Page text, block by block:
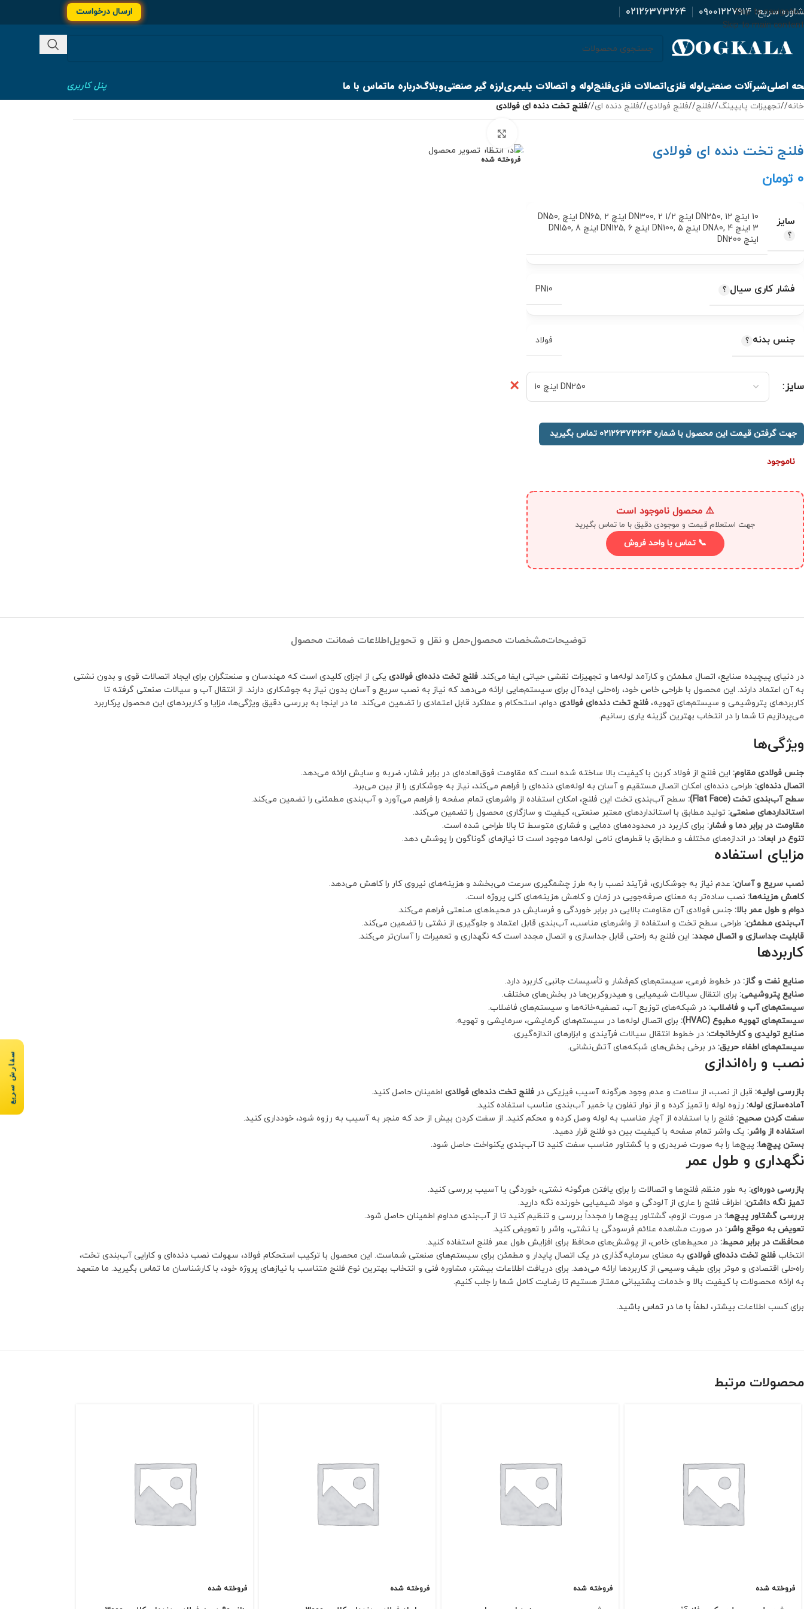
Skip to navigation
Skip to main content
سریع:۰۹۰۰۱۲۲۷۹۱۴ 02126373264 ارسال درخواست
اصلیشیرآلات صنعتیلوله فلزیاتصالات فلزیفلنجلوله و اتصالات پلیمریلرزه گیر صنعتیوبلاگدرباره ماتماس با ما پنل کاربری
خانه/ تجهیزات پایپینگ/ فلنج/ فلنج فولادی/ فلنج دنده ای/ فلنج تخت دنده ای فولادی
فروخته شده فلنج تخت دنده ای فولادی
0 تومان
سایز 10 اینچ DN250 , 12 اینچ DN300 , 2 1/2 اینچ DN65 , 2 اینچ DN50
,
3 اینچ DN80
, 4 اینچ DN100 , 5 اینچ DN125 , 6 اینچ DN150 , 8
اینچ DN200
فشار کاری سیال PN10
جنس بدنه فولاد
سایز
جهت گرفتن قیمت این محصول با شماره ۰۲۱۲۶۳۷۳۲۶۴ تماس بگیرید
ناموجود
⚠️ محصول ناموجود است
جهت استعلام قیمت و موجودی دقیق با ما تماس بگیرید
📞 تماس با واحد فروش
توضیحاتمشخصات محصولحمل و نقل و تحویلاطلاعات ضمانت محصول
در دنیای پیچیده صنایع، اتصال مطمئن و کارآمد لوله‌ها و تجهیزات نقشی حیاتی ایفا می‌کند. فلنج تخت دنده‌ای فولادی یکی از اجزای کلیدی است که مهندسان و صنعتگران برای ایجاد اتصالات قوی و بدون نشتی
به آن اعتماد دارند. این محصول با طراحی خاص خود، راه‌حلی ایده‌آل برای سیستم‌هایی ارائه می‌دهد که نیاز به نصب سریع و آسان بدون نیاز به جوشکاری دارند. از انتقال آب و سیالات صنعتی گرفته تا
کاربردهای پتروشیمی و سیستم‌های تهویه، فلنج تخت دنده‌ای فولادی دوام، استحکام و عملکرد قابل اعتمادی را تضمین می‌کند. ما در اینجا به بررسی دقیق ویژگی‌ها، مزایا و کاربردهای این محصول پرکاربرد
می‌پردازیم تا شما را در انتخاب بهترین گزینه یاری رسانیم.
ویژگی‌ها
جنس فولادی مقاوم: این فلنج از فولاد کربن با کیفیت بالا ساخته شده است که مقاومت فوق‌العاده‌ای در برابر فشار، ضربه و سایش ارائه می‌دهد.
اتصال دنده‌ای: طراحی دنده‌ای امکان اتصال مستقیم و آسان به لوله‌های دنده‌ای را فراهم می‌کند، نیاز به جوشکاری را از بین می‌برد.
سطح آب‌بندی تخت (Flat Face):
سطح آب‌بندی تخت این فلنج، امکان استفاده از واشرهای تمام صفحه را فراهم می‌آورد و آب‌بندی مطمئنی را تضمین می‌کند.
استانداردهای صنعتی: تولید مطابق با استانداردهای معتبر صنعتی، کیفیت و سازگاری محصول را تضمین می‌کند.
مقاومت در برابر دما و فشار: برای کاربرد در محدوده‌های دمایی و فشاری متوسط تا بالا طراحی شده است.
تنوع در ابعاد: در اندازه‌های مختلف و مطابق با قطرهای نامی لوله‌ها موجود است تا نیازهای گوناگون را پوشش دهد.
مزایای استفاده
نصب سریع و آسان: عدم نیاز به جوشکاری، فرآیند نصب را به طرز چشمگیری سرعت می‌بخشد و هزینه‌های نیروی کار را کاهش می‌دهد.
کاهش هزینه‌ها: نصب ساده‌تر به معنای صرفه‌جویی در زمان و کاهش هزینه‌های کلی پروژه است.
دوام و طول عمر بالا: جنس فولادی آن مقاومت بالایی در برابر خوردگی و فرسایش در محیط‌های صنعتی فراهم می‌کند.
آب‌بندی مطمئن: طراحی سطح تخت و استفاده از واشرهای مناسب، آب‌بندی قابل اعتماد و جلوگیری از نشتی را تضمین می‌کند.
قابلیت جداسازی و اتصال مجدد: این فلنج به راحتی قابل جداسازی و اتصال مجدد است که نگهداری و تعمیرات را آسان‌تر می‌کند.
کاربردها
صنایع نفت و گاز: در خطوط فرعی، سیستم‌های کم‌فشار و تأسیسات جانبی کاربرد دارد.
صنایع پتروشیمی: برای انتقال سیالات شیمیایی و هیدروکربن‌ها در بخش‌های مختلف.
سیستم‌های آب و فاضلاب: در شبکه‌های توزیع آب، تصفیه‌خانه‌ها و سیستم‌های فاضلاب.
سیستم‌های تهویه مطبوع (HVAC):
برای اتصال لوله‌ها در سیستم‌های گرمایشی، سرمایشی و تهویه.
صنایع تولیدی و کارخانجات: در خطوط انتقال سیالات فرآیندی و ابزارهای اندازه‌گیری.
سیستم‌های اطفاء حریق: در برخی بخش‌های شبکه‌های آتش‌نشانی.
نصب و راه‌اندازی
بازرسی اولیه: قبل از نصب، از سلامت و عدم وجود هرگونه آسیب فیزیکی در فلنج تخت دنده‌ای فولادی اطمینان حاصل کنید.
آماده‌سازی لوله: رزوه لوله را تمیز کرده و از نوار تفلون یا خمیر آب‌بندی مناسب استفاده کنید.
سفت کردن صحیح: فلنج را با استفاده از آچار مناسب به لوله وصل کرده و محکم کنید. از سفت کردن بیش از حد که منجر به آسیب به رزوه شود، خودداری کنید.
استفاده از واشر: یک واشر تمام صفحه با کیفیت بین دو فلنج قرار دهید.
بستن پیچ‌ها: پیچ‌ها را به صورت ضربدری و با گشتاور مناسب سفت کنید تا آب‌بندی یکنواخت حاصل شود.
نگهداری و طول عمر
بازرسی دوره‌ای: به طور منظم فلنج‌ها و اتصالات را برای یافتن هرگونه نشتی، خوردگی یا آسیب بررسی کنید.
تمیز نگه داشتن: اطراف فلنج را عاری از آلودگی و مواد شیمیایی خورنده نگه دارید.
بررسی گشتاور پیچ‌ها: در صورت لزوم، گشتاور پیچ‌ها را مجدداً بررسی و تنظیم کنید تا از آب‌بندی مداوم اطمینان حاصل شود.
تعویض به موقع واشر: در صورت مشاهده علائم فرسودگی یا نشتی، واشر را تعویض کنید.
محافظت در برابر محیط: در محیط‌های خاص، از پوشش‌های محافظ برای افزایش طول عمر فلنج استفاده کنید.
انتخاب فلنج تخت دنده‌ای فولادی به معنای سرمایه‌گذاری در یک اتصال پایدار و مطمئن برای سیستم‌های صنعتی شماست. این محصول با ترکیب استحکام فولاد، سهولت نصب دنده‌ای و کارایی آب‌بندی تخت،
راه‌حلی اقتصادی و موثر برای طیف وسیعی از کاربردها ارائه می‌دهد. برای دریافت اطلاعات بیشتر، مشاوره فنی و انتخاب بهترین نوع فلنج متناسب با نیازهای پروژه خود، با کارشناسان ما تماس بگیرید. ما متعهد
به ارائه محصولات با کیفیت بالا و خدمات پشتیبانی ممتاز هستیم تا رضایت کامل شما را جلب کنیم.
برای کسب اطلاعات بیشتر، لطفاً با ما در تماس باشید.
محصولات مرتبط
فروخته شده فروخته شده فروخته شده فروخته شده
سفارش سریع